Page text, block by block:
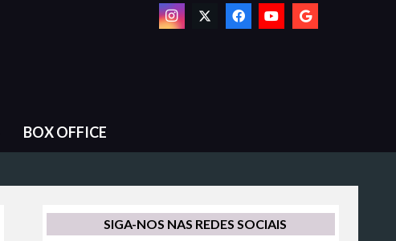
BOX OFFICE
SIGA-NOS NAS REDES SOCIAIS